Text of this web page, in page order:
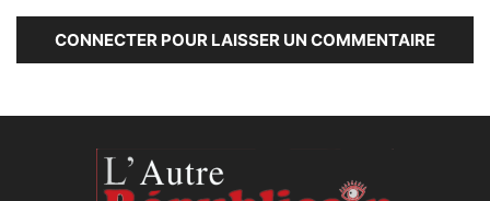
CONNECTER POUR LAISSER UN COMMENTAIRE